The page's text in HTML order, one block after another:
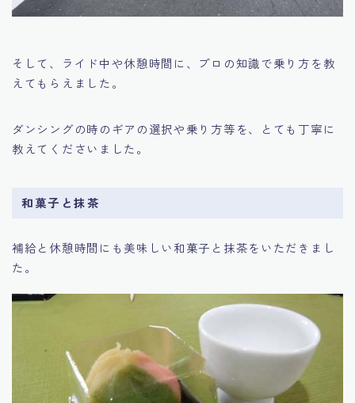
そして、ライド中や休憩時間に、プロの知識で乗り方を教
えてもらえました。
ダンシングの時のギアの選択や乗り方等を、とても丁寧に
教えてくださいました。
和菓子と抹茶
補給と休憩時間にも美味しい和菓子と抹茶をいただきまし
た。